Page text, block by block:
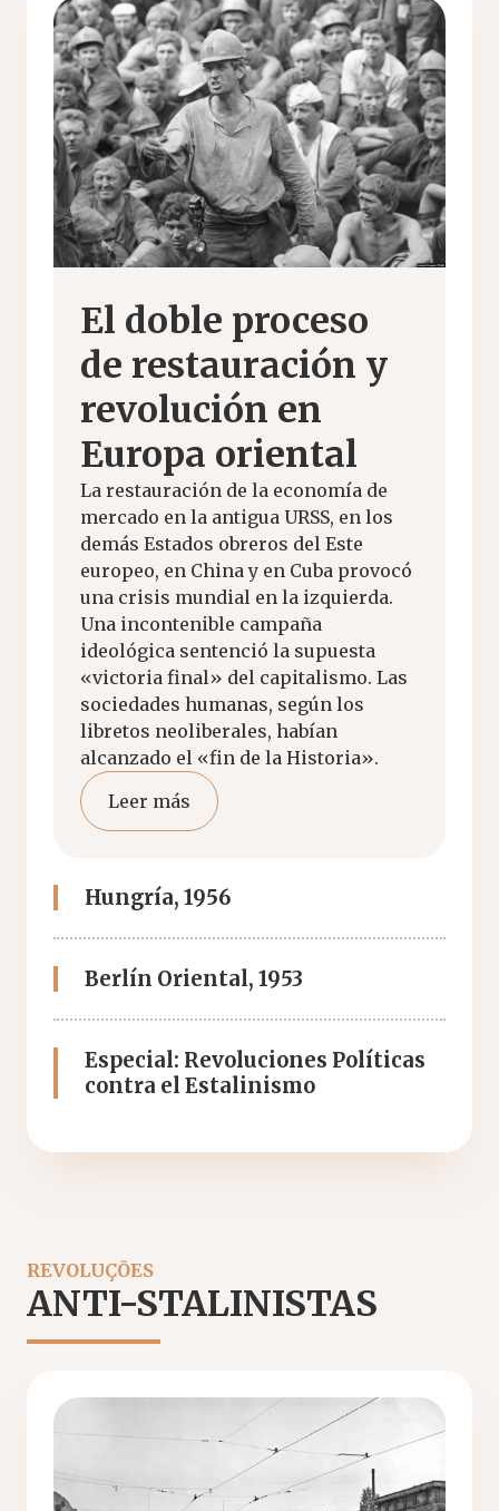
El doble proceso
de restauración y
revolución en
Europa oriental
La restauración de la economía de
mercado en la antigua URSS, en los
demás Estados obreros del Este
europeo, en China y en Cuba provocó
una crisis mundial en la izquierda.
Una incontenible campaña
ideológica sentenció la supuesta
«victoria final» del capitalismo. Las
sociedades humanas, según los
libretos neoliberales, habían
alcanzado el «fin de la Historia».
Leer más
Hungría, 1956
Berlín Oriental, 1953
Especial: Revoluciones Políticas
contra el Estalinismo
REVOLUÇÕES
ANTI-STALINISTAS